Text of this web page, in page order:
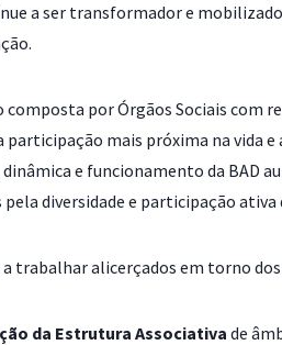
a ser transformador e
composta por Órgãos Sociais com
mais próxima na vida e
e funcionamento da BAD
diversidade e participação ativa
trabalhar alicerçados em torno
da Estrutura Associativa de